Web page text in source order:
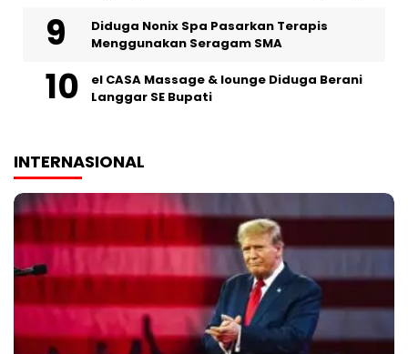
‎Diduga Nonix Spa Pasarkan Terapis
Menggunakan Seragam SMA
‎el CASA Massage & lounge Diduga Berani
Langgar SE Bupati
INTERNASIONAL